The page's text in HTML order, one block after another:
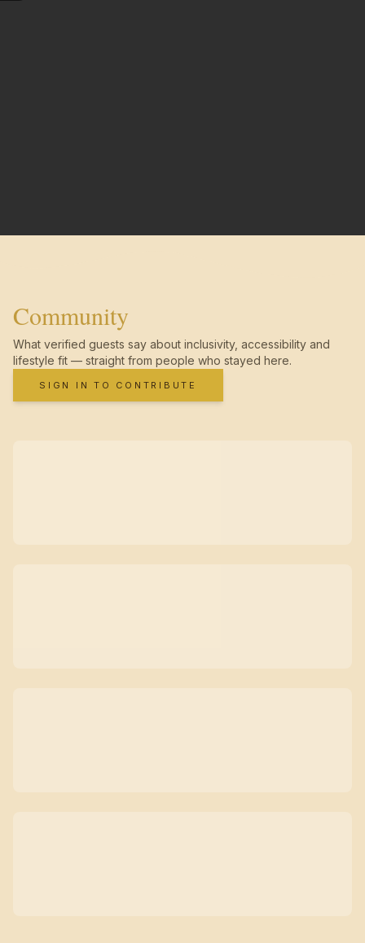
Community
What verified guests say about inclusivity, accessibility and
lifestyle fit — straight from people who stayed here.
SIGN IN TO CONTRIBUTE